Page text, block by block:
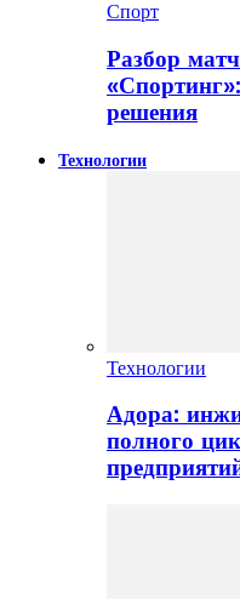
Спорт
Разбор
решения
Технологии
Технологии
Адора:
полного